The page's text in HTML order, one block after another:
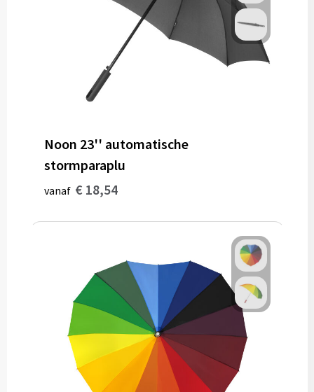
Noon 23'' automatische
stormparaplu
vanaf € 18,54